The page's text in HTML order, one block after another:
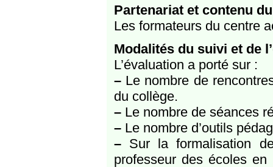
Partenariat et contenu
Les formateurs du centre
Modalités du suivi et de
L’évaluation a porté sur :
–Le nombre de
du collège.
–Le nombre de séances
–Le nombre d’outils
–Sur la formalisation
professeur des écoles